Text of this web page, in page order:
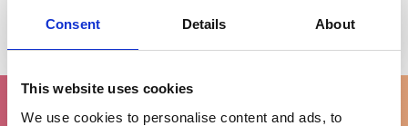
Consent Details About
This website uses cookies
We use cookies to personalise content and ads, to
€4,95